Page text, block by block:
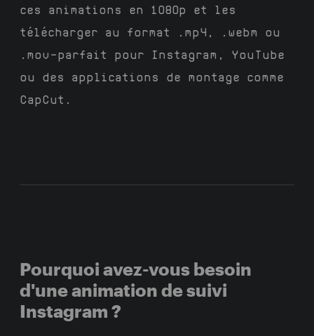
ces animations en 1080p et les
télécharger au format .mp4, .webm ou
.mov—parfait pour Instagram, YouTube
ou des applications de montage comme
CapCut.
Pourquoi avez-vous besoin
d'une animation de suivi
Instagram ?